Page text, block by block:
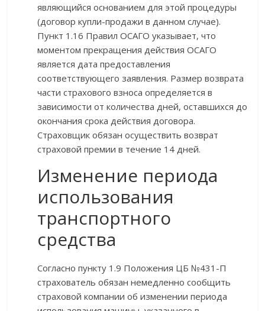
являющийся основанием для этой процедуры
(договор купли-продажи в данном случае).
Пункт 1.16 Правил ОСАГО указывает, что
моментом прекращения действия ОСАГО
является дата предоставления
соответствующего заявления. Размер возврата
части страхового взноса определяется в
зависимости от количества дней, оставшихся до
окончания срока действия договора.
Страховщик обязан осуществить возврат
страховой премии в течение 14 дней.
Изменение периода
использования
транспортного
средства
Согласно пункту 1.9 Положения ЦБ №431-П
страхователь обязан немедленно сообщить
страховой компании об изменении периода